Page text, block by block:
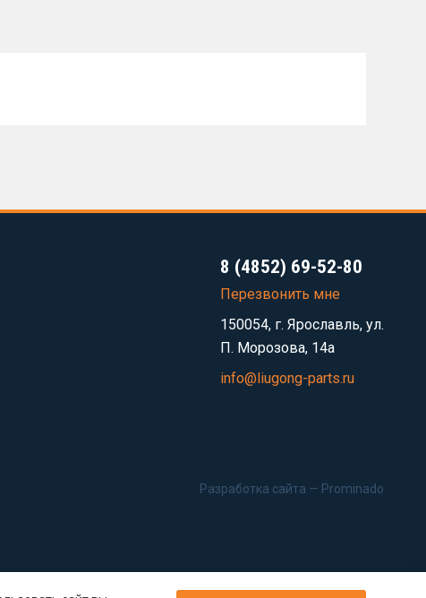
8 (4852) 69-52-80
Перезвонить мне
150054, г. Ярославль, ул.
П. Морозова, 14а
info@liugong-parts.ru
Разработка сайта — Prominado